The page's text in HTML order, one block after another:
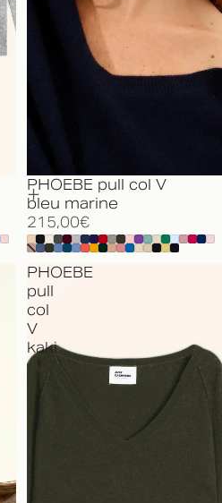
PHOEBE pull col V
bleu marine
215,00€
PHOEBE
pull
col
V
kaki